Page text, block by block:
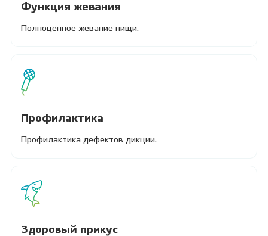
Функция жевания
Полноценное жевание пищи.
Профилактика
Профилактика дефектов дикции.
Здоровый прикус